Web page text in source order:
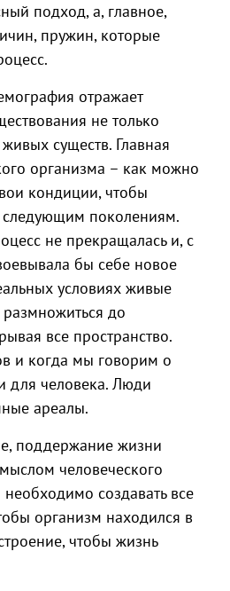
подход, а, главное,
пружин, которые
отражает
не только
существ. Главная
организма – как можно
кондиции, чтобы
следующим поколениям.
не прекращалась и, с
бы себе новое
условиях живые
размножиться до
все пространство.
и когда мы говорим о
для человека. Люди
ареалы.
поддержание жизни
человеческого
создавать все
организм находился в
чтобы жизнь